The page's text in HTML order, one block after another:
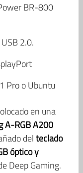
BR-800
2.0.
Pro o Ubuntu
en una
A-RGB A200
delteclado
óptico y
Deep Gaming.